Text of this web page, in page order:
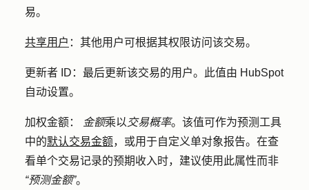
易。
共享用户 ：其他用户可根据其权限访问该交易。
更新者 ID ： 最后更新该交易的用户。此值由 HubSpot
自动设置。
加权金额： 金额乘以 交易概率。该值可作为预测工具
中的默认交易金额，或用于自定义单对象报告。在查
看单个交易记录的预期收入时，建议使用此属性而非
“预测金额”。